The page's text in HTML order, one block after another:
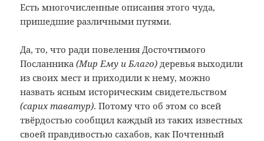
Есть многочисленные описания этого чуда,
пришедшие различными путями.
Да, то, что ради повеления Досточтимого
Посланника(Мир Ему и Благо)деревья выходили
из своих мест и приходили к нему, можно
назвать ясным историческим свидетельством
(сарих таватур). Потому что об этом со всей
твёрдостью сообщил каждый из таких известных
своей правдивостью сахабов, как Почтенный